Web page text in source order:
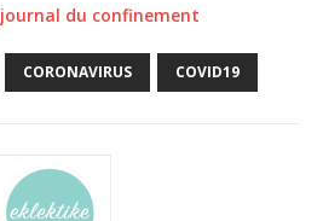
journal du confinement
CORONAVIRUS COVID19